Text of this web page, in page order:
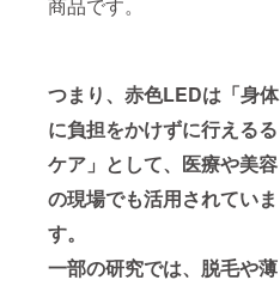
つまり、赤色LEDは「身体
に負担をかけずに行えるる
ケア」として、医療や美容
の現場でも活用されていま
す。
一部の研究では、脱毛や薄